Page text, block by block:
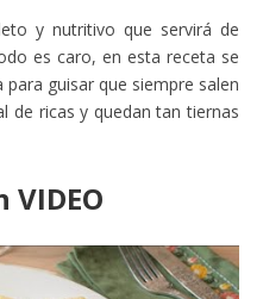
y nutritivo que servirá de
es caro, en esta receta se
guisar que siempre salen
de ricas y quedan tan tiernas